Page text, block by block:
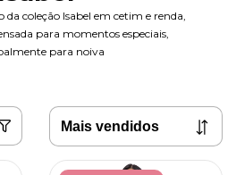
da coleção Isabel em cetim e renda,
para momentos especiais,
para noiva